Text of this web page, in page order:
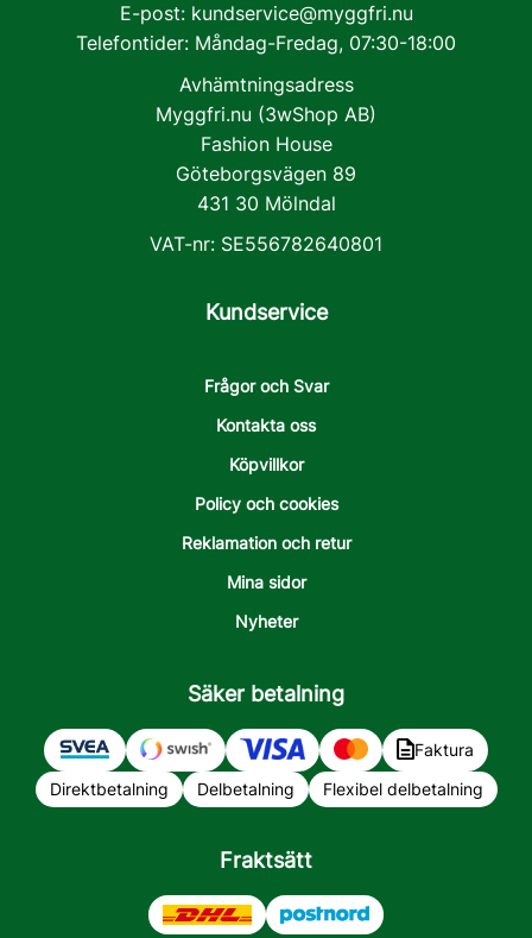
E-post: kundservice@myggfri.nu
Telefontider: Måndag-Fredag, 07:30-18:00
Avhämtningsadress
Myggfri.nu (3wShop AB)
Fashion House
Göteborgsvägen 89
431 30 Mölndal
VAT-nr: SE556782640801
Kundservice
Frågor och Svar
Kontakta oss
Köpvillkor
Policy och cookies
Reklamation och retur
Mina sidor
Nyheter
Säker betalning
Faktura
Direktbetalning
Delbetalning Flexibel delbetalning
Fraktsätt